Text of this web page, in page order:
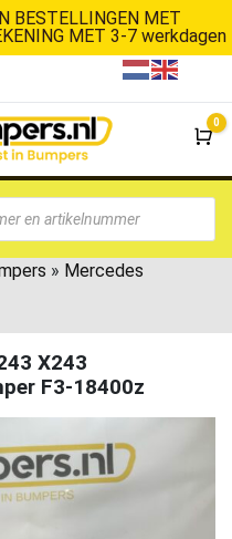
BESTELLINGEN MET
MET 3-7 werkdagen
De
0
» Mercedes
X243
F3-18400z